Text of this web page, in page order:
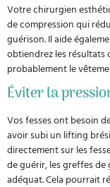
Votre chirurgien
de compression qui
guérison. Il aide
obtiendrez les résultats
probablement le
Éviter la
Vos fesses ont besoin
avoir subi un lifting
directement sur les
de guérir, les greffes
adéquat. Cela pourrait